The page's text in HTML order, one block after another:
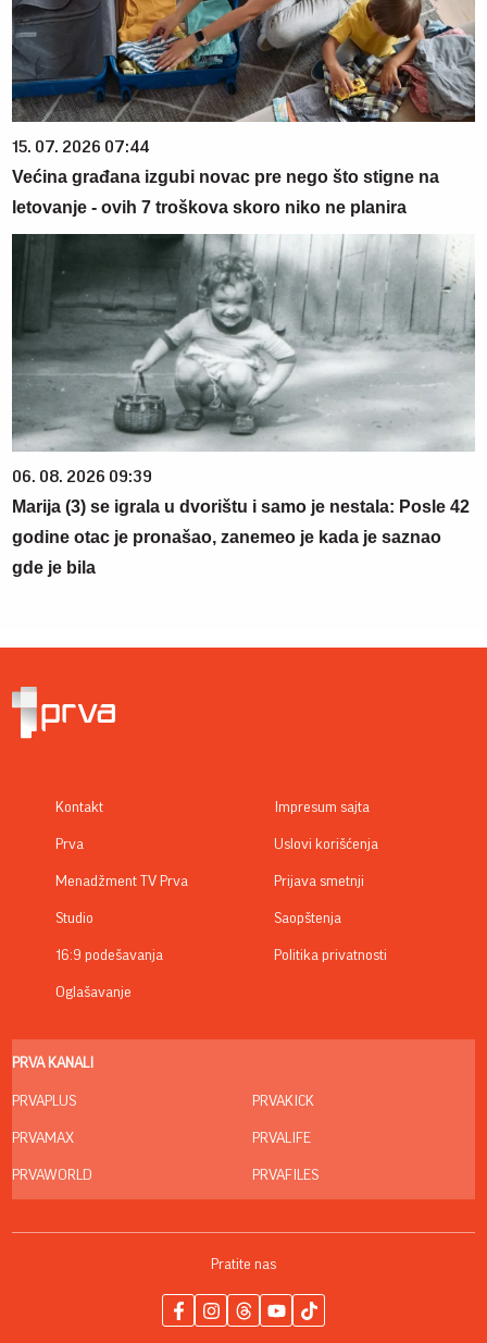
15. 07. 2026 07:44
Većina građana izgubi novac pre nego što stigne na
letovanje - ovih 7 troškova skoro niko ne planira
06. 08. 2026 09:39
Marija (3) se igrala u dvorištu i samo je nestala: Posle 42
godine otac je pronašao, zanemeo je kada je saznao
gde je bila
Kontakt
Prva
Menadžment TV Prva
Studio
16:9 podešavanja
Oglašavanje
Impresum sajta
Uslovi korišćenja
Prijava smetnji
Saopštenja
Politika privatnosti
PRVA KANALI
PRVAPLUS
PRVAMAX
PRVAWORLD
PRVAKICK
PRVALIFE
PRVAFILES
Pratite nas